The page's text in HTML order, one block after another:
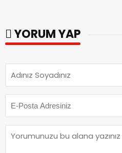
YORUM YAP